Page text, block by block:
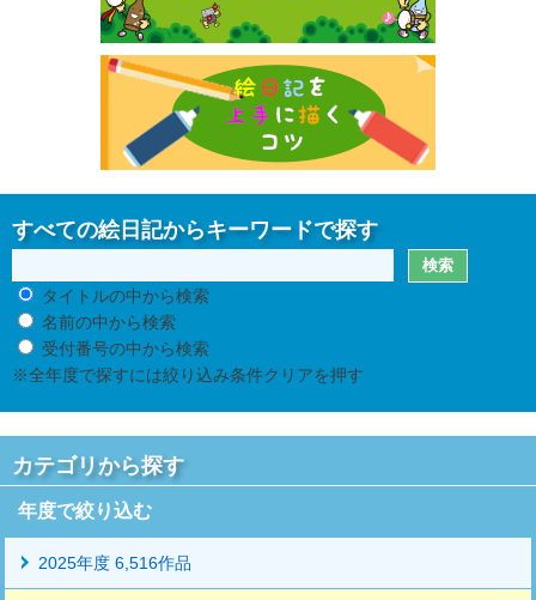
すべての絵日記からキーワードで探す
タイトルの中から検索
名前の中から検索
受付番号の中から検索
※全年度で探すには絞り込み条件クリアを押す
カテゴリから探す
年度で絞り込む
2025年度 6,516作品